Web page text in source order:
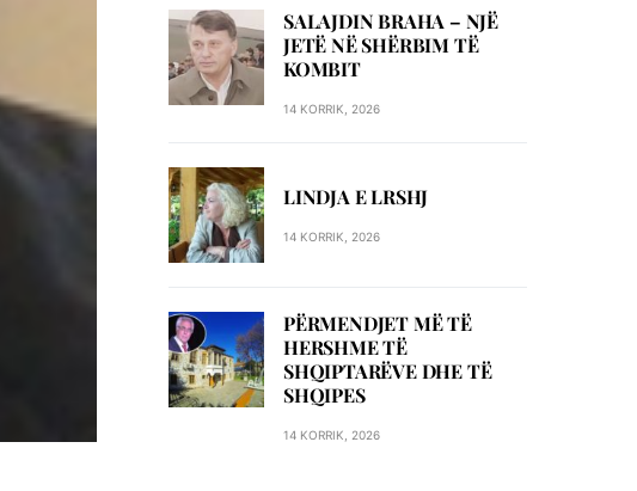
SALAJDIN BRAHA – NJЁ
JETЁ NЁ SHЁRBIM TЁ
KOMBIT
14 KORRIK, 2026
LINDJA E LRSHJ
14 KORRIK, 2026
PËRMENDJET MË TË
HERSHME TË
SHQIPTARËVE DHE TË
SHQIPES
14 KORRIK, 2026